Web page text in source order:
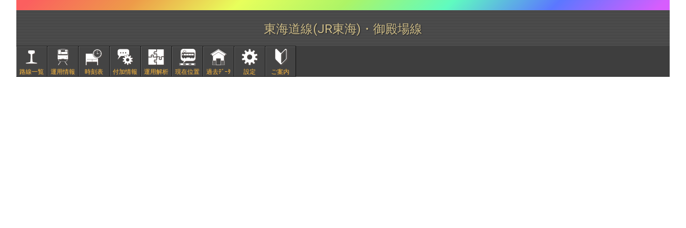
東海道線(JR東海)・御殿場線
路線一覧 運用情報 時刻表 付加情報 運用解析 現在位置 過去ﾃﾞｰﾀ 設定 ご案内